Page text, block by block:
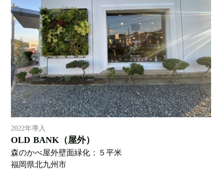
2022年導入
OLD BANK（屋外）
森のかべ屋外壁面緑化：５平米
福岡県北九州市